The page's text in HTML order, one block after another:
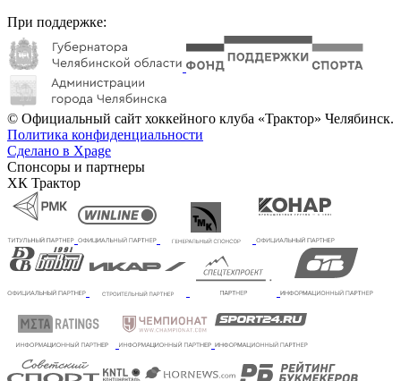
При поддержке:
© Официальный сайт хоккейного клуба «Трактор» Челябинск.
Политика конфиденциальности
Сделано в Xpage
Спонсоры и партнеры
ХК Трактор